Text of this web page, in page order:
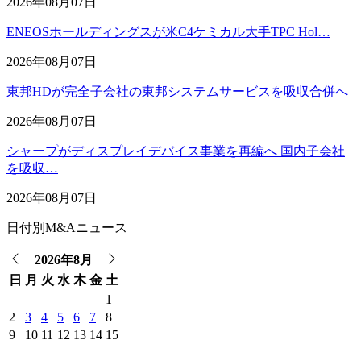
ENEOSホールディングスが米C4ケミカル大手TPC Hol…
2026年08月07日
東邦HDが完全子会社の東邦システムサービスを吸収合併へ
2026年08月07日
シャープがディスプレイデバイス事業を再編へ 国内子会社
を吸収…
2026年08月07日
日付別M&Aニュース
2026年8月
日
月 火 水 木 金 土
1
2
3 4 5 6 7
8
9
10 11 12 13 14 15